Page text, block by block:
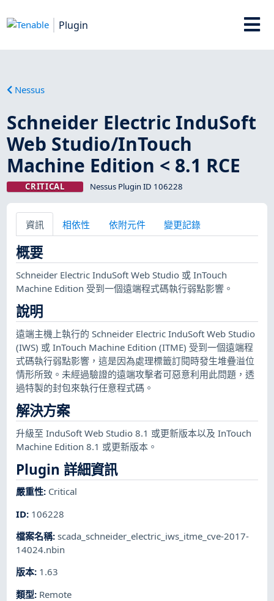
Plugin
Nessus
Schneider Electric InduSoft
Web Studio/InTouch
Machine Edition < 8.1 RCE
CRITICAL Nessus Plugin ID 106228
資訊 相依性 依附元件 變更記錄
概要
Schneider Electric InduSoft Web Studio 或 InTouch
Machine Edition 受到一個遠端程式碼執行弱點影響。
說明
遠端主機上執行的 Schneider Electric InduSoft Web Studio
(IWS) 或 InTouch Machine Edition (ITME) 受到一個遠端程
式碼執行弱點影響，這是因為處理標籤訂閱時發生堆疊溢位
情形所致。未經過驗證的遠端攻擊者可惡意利用此問題，透
過特製的封包來執行任意程式碼。
解決方案
升級至 InduSoft Web Studio 8.1 或更新版本以及 InTouch
Machine Edition 8.1 或更新版本。
Plugin 詳細資訊
嚴重性: Critical
ID: 106228
檔案名稱:scada_schneider_electric_iws_itme_cve-2017-
14024.nbin
版本: 1.63
類型: Remote